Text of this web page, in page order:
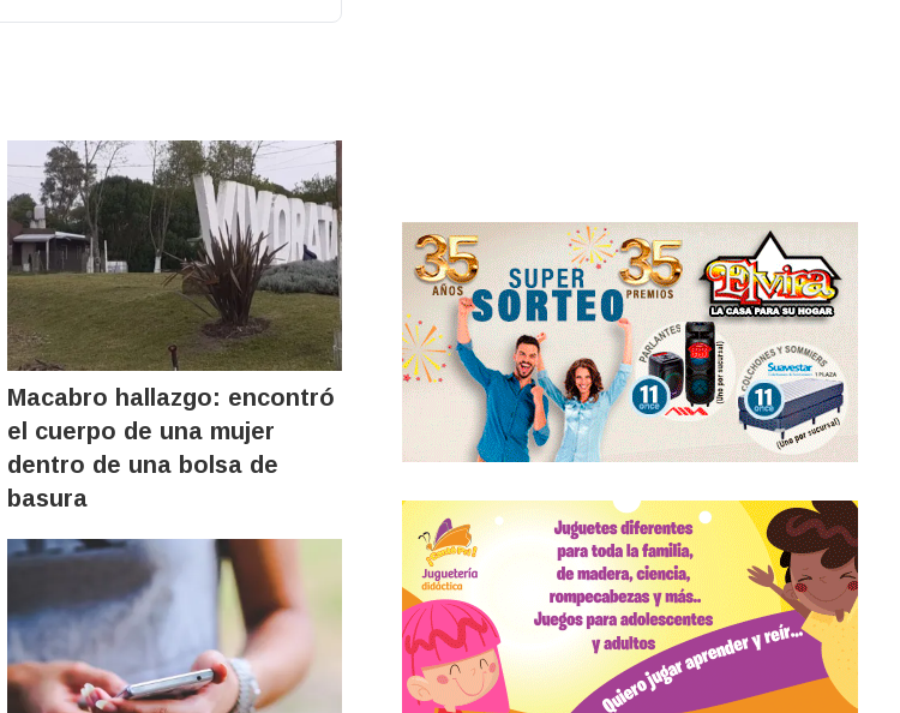
Macabro hallazgo: encontró
el cuerpo de una mujer
dentro de una bolsa de
basura